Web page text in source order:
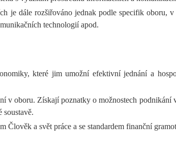
je dále rozšiřováno jednak podle specifik oboru,
technologií apod.
které jim umožní efektivní jednání a
v oboru. Získají poznatky o možnostech
soustavě.
Člověk a svět práce a se standardem finanční